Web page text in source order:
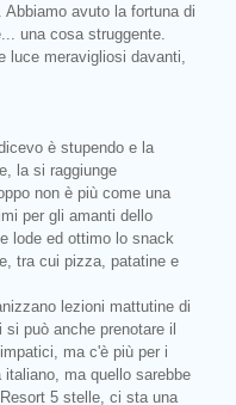
avuto la fortuna di
una cosa struggente.
luce meravigliosi davanti,
è stupendo e la
la si raggiunge
non è più come una
per gli amanti dello
lode ed ottimo lo snack
tra cui pizza, patatine e
lezioni mattutine di
può anche prenotare il
ma c'è più per i
ma quello sarebbe
5 stelle, ci sta una